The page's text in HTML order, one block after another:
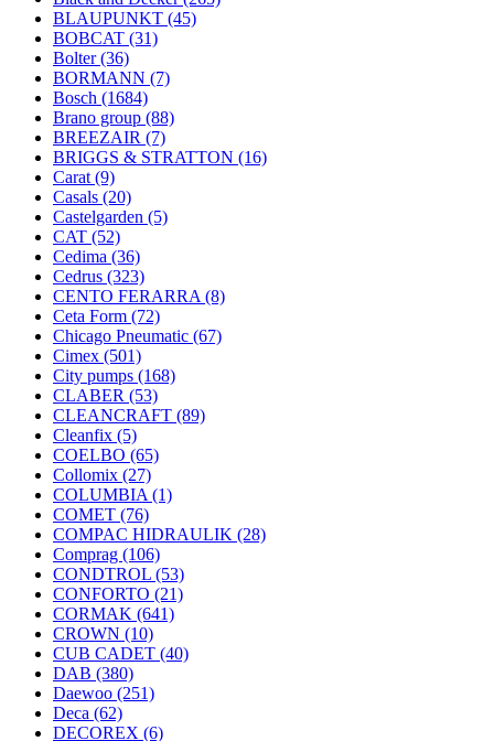
BLAUPUNKT (45)
BOBCAT (31)
Bolter(36)
BORMANN (7)
Bosch (1684)
Brano group (88)
BREEZAIR (7)
BRIGGS & STRATTON (16)
Carat (9)
Casals (20)
Castelgarden (5)
CAT (52)
Cedima (36)
Cedrus (323)
CENTO FERARRA (8)
Ceta Form (72)
Chicago Pneumatic (67)
Cimex (501)
City pumps (168)
CLABER (53)
CLEANCRAFT (89)
Cleanfix (5)
COELBO (65)
Collomix (27)
COLUMBIA (1)
COMET (76)
COMPAC HIDRAULIK (28)
Comprag (106)
CONDTROL (53)
CONFORTO (21)
CORMAK (641)
CROWN (10)
CUB CADET (40)
DAB (380)
Daewoo (251)
Deca (62)
DECOREX (6)